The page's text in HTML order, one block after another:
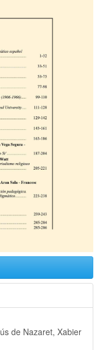
de Nazaret, Xabier